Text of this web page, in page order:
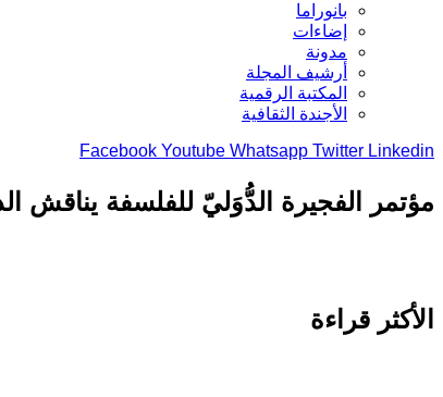
بانوراما
إضاءات
مدونة
أرشيف المجلة
المكتبة الرقمية
الأجندة الثقافية
Facebook Youtube Whatsapp Twitter Linkedin
مؤتمر الفجيرة الدُّوَليّ للفلسفة يناقش
الأكثر قراءة